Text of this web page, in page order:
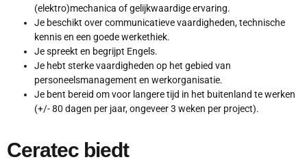
(elektro)mechanica of gelijkwaardige ervaring.
Je beschikt over communicatieve vaardigheden, technische
kennis en een goede werkethiek.
Je spreekt en begrijpt Engels.
Je hebt sterke vaardigheden op het gebied van
personeelsmanagement en werkorganisatie.
Je bent bereid om voor langere tijd in het buitenland te werken
(+/- 80 dagen per jaar, ongeveer 3 weken per project).
Ceratec biedt